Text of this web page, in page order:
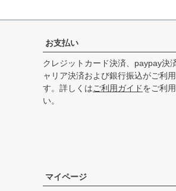
お支払い
クレジットカード決済、paypay決
ャリア決済および銀行振込がご利
す。詳しくはご利用ガイドをご利
い。
マイページ